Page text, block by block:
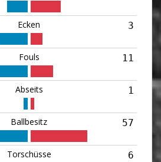
Ecken 3
Fouls 11
Abseits 1
Ballbesitz 57
Torschüsse 6